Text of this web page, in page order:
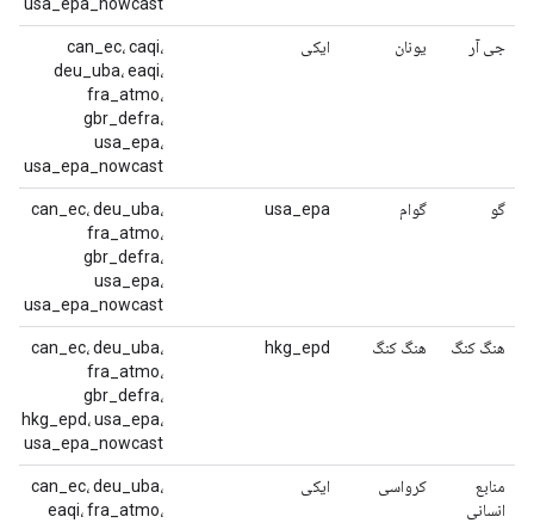
جی آر یونان ایکی
can_ec، caqi،
deu_uba، eaqi،
fra_atmo،
gbr_defra،
usa_epa،
usa_epa_nowcast
گو گوام usa_epa
can_ec، deu_uba،
fra_atmo،
gbr_defra،
usa_epa،
usa_epa_nowcast
هنگ کنگ هنگ کنگ hkg_epd
can_ec، deu_uba،
fra_atmo،
gbr_defra،
hkg_epd، usa_epa،
usa_epa_nowcast
منابع
انسانی
کرواسی ایکی
can_ec، deu_uba،
eaqi، fra_atmo،